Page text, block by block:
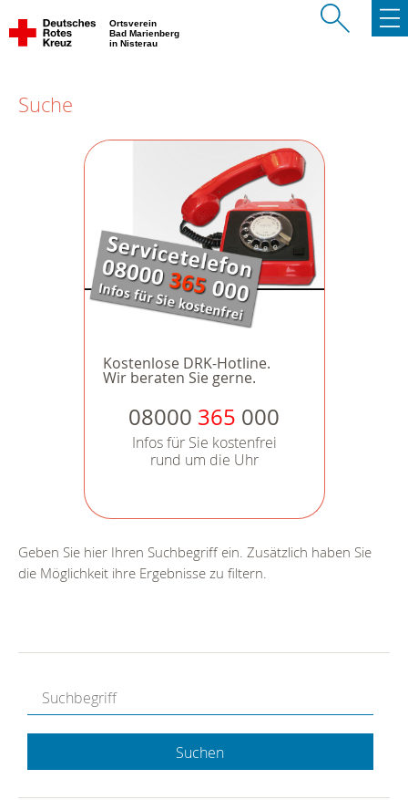
Ortsverein
Bad Marienberg
in Nisterau
Suche
Kostenlose DRK-Hotline.
Wir beraten Sie gerne.
08000 365 000
Infos für Sie kostenfrei
rund um die Uhr
Geben Sie hier Ihren Suchbegriff ein. Zusätzlich haben Sie
die Möglichkeit ihre Ergebnisse zu filtern.
Suchen